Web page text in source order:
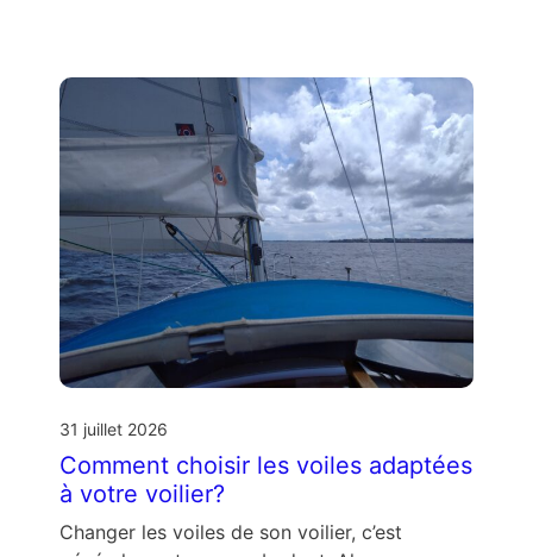
31 juillet 2026
Comment choisir les voiles adaptées
à votre voilier?
Changer les voiles de son voilier, c’est